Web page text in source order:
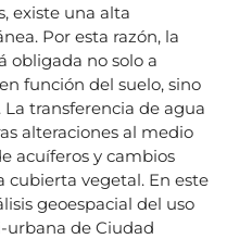
existe una alta
Por esta razón, la
obligada no solo a
función del suelo, sino
transferencia de agua
alteraciones al medio
acuíferos y cambios
cubierta vegetal. En este
geoespacial del uso
urbana de Ciudad